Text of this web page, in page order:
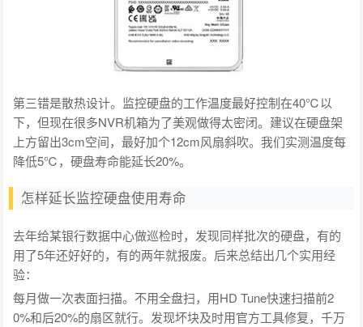
第三错是散热设计。监控硬盘的工作温度最好控制在40℃以
下，但现在很多NVR机箱为了美观做得太密闭。建议在硬盘架
上方留出3cm空间，最好加个12cm风扇斜吹。我们实测温度每
降低5℃，硬盘寿命能延长20%。
怎样延长监控硬盘使用寿命
去年给某银行数据中心做巡检时，发现同样批次的硬盘，有的
用了5年还好好的，有的两年就报废。后来总结出几个实用经
验：
每月做一次表面扫描。不用全盘扫，用HD Tune快速扫描前2
0%和后20%的扇区就行。发现坏块及时用官方工具修复，千万